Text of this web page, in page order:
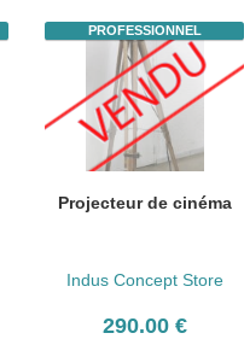
PROFESSIONNEL
Projecteur de cinéma
Indus Concept Store
290.00 €